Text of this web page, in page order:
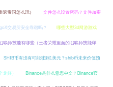
返帝国怎么玩） 文件怎么设置密码？文件加密
交易所安全靠谱吗？ 哪些大型3d网游游戏
唤师技能有哪些（王者荣耀里面的召唤师技能详
SHIB币有没有可能涨到1美元？shib币未来价值预
龙好） Binance是什么意思中文？Binance官